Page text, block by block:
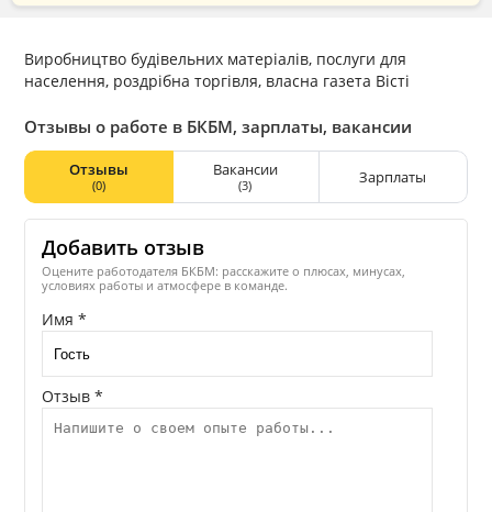
Виробництво будівельних матеріалів, послуги для
населення, роздрібна торгівля, власна газета Вісті
Отзывы о работе в БКБМ, зарплаты, вакансии
Отзывы
(0)
Вакансии
(3) Зарплаты
Добавить отзыв
Оцените работодателя БКБМ: расскажите о плюсах, минусах,
условиях работы и атмосфере в команде.
Имя *
Отзыв *